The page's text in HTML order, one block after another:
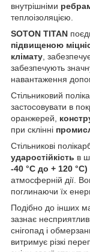
внутрішніми
теплоізоляцією.
SOTON TITAN
підвищеною
клімату ,
забезпечують
навантаження
Стільниковий
застосовувати в
оранжерей,
при склінні
Стільникові
ударостійкість в
-40 °С до + 120 °С)
атмосферній дії.
поглинаючи їх
Подібно до інших
зазнає
снігопад і
витримує різкі